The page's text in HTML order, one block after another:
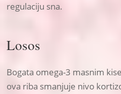
regulaciju sna.
Losos
Bogata omega-3 masnim
ova riba smanjuje nivo